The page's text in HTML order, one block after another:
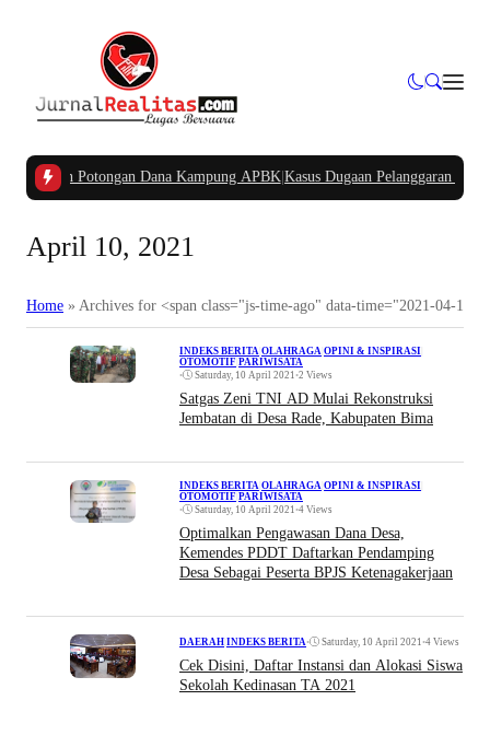
Potongan Dana Kampung APBK|Kasus Dugaan Pelanggaran
April 10, 2021
Home » Archives for <span class="js-time-ago" data-time="2021-04-
INDEKS BERITA OLAHRAGA OPINI & INSPIRASI
OTOMOTIF PARIWISATA
•
Saturday, 10 April 2021 •2 Views
Satgas Zeni TNI AD Mulai Rekonstruksi
Jembatan di Desa Rade, Kabupaten Bima
INDEKS BERITA OLAHRAGA OPINI & INSPIRASI
OTOMOTIF PARIWISATA
•
Saturday, 10 April 2021 •4 Views
Optimalkan Pengawasan Dana Desa,
Kemendes PDDT Daftarkan Pendamping
Desa Sebagai Peserta BPJS Ketenagakerjaan
DAERAH INDEKS BERITA• Saturday, 10 April 2021 •4 Views
Cek Disini, Daftar Instansi dan Alokasi Siswa
Sekolah Kedinasan TA 2021